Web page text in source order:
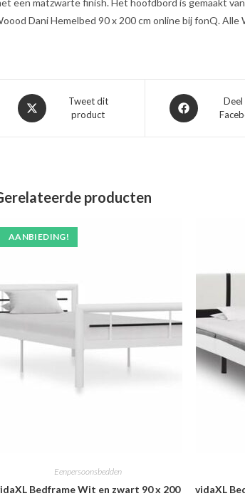
een matzwarte finish. Het hoofdbord is gemaakt
Dani Hemelbed 90 x 200 cm online bij fonQ.
Opent
in
Tweet dit
product
Opent
in
Deel
producten
AANBIEDING!
Eenpersoonsbedden
Bedframe Wit en zwart 90 x 200
vidaXL